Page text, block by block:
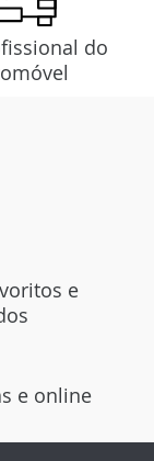
do
e
e online